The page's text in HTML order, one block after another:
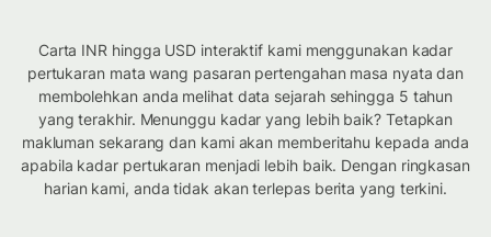
Carta INR hingga USD interaktif kami menggunakan kadar
pertukaran mata wang pasaran pertengahan masa nyata dan
membolehkan anda melihat data sejarah sehingga 5 tahun
yang terakhir. Menunggu kadar yang lebih baik? Tetapkan
makluman sekarang dan kami akan memberitahu kepada anda
apabila kadar pertukaran menjadi lebih baik. Dengan ringkasan
harian kami, anda tidak akan terlepas berita yang terkini.